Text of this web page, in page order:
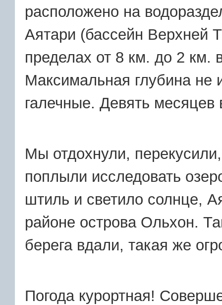
расположено на
Аятари (бассейн Верхней
пределах от 8 км. до 2 км.
Максимальная глубина не
галечные. Девять месяцев
Мы отдохнули,
поплыли исследовать
штиль и светило солнце,
районе острова Ольхон.
берега вдали, такая же
Погода курортная!